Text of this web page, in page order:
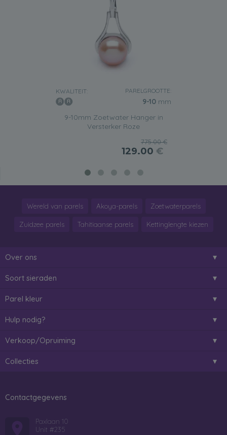
KWALITEIT: PARELGROOTTE:
9-10 mm
9-10mm Zoetwater Hanger in
Versterker Roze
775.00 €
129.00 €
Wereld van parels Akoya-parels Zoetwaterparels
Zuidzee parels Tahitiaanse parels Kettinglengte kiezen
Over ons
Soort sieraden
Parel kleur
Hulp nodig?
Verkoop/Opruiming
Collecties
Contactgegevens
Paxlaan 10
Unit #235